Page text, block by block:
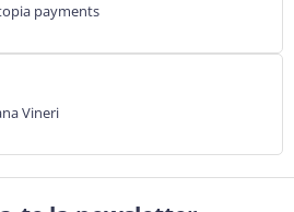
payments
Vineri